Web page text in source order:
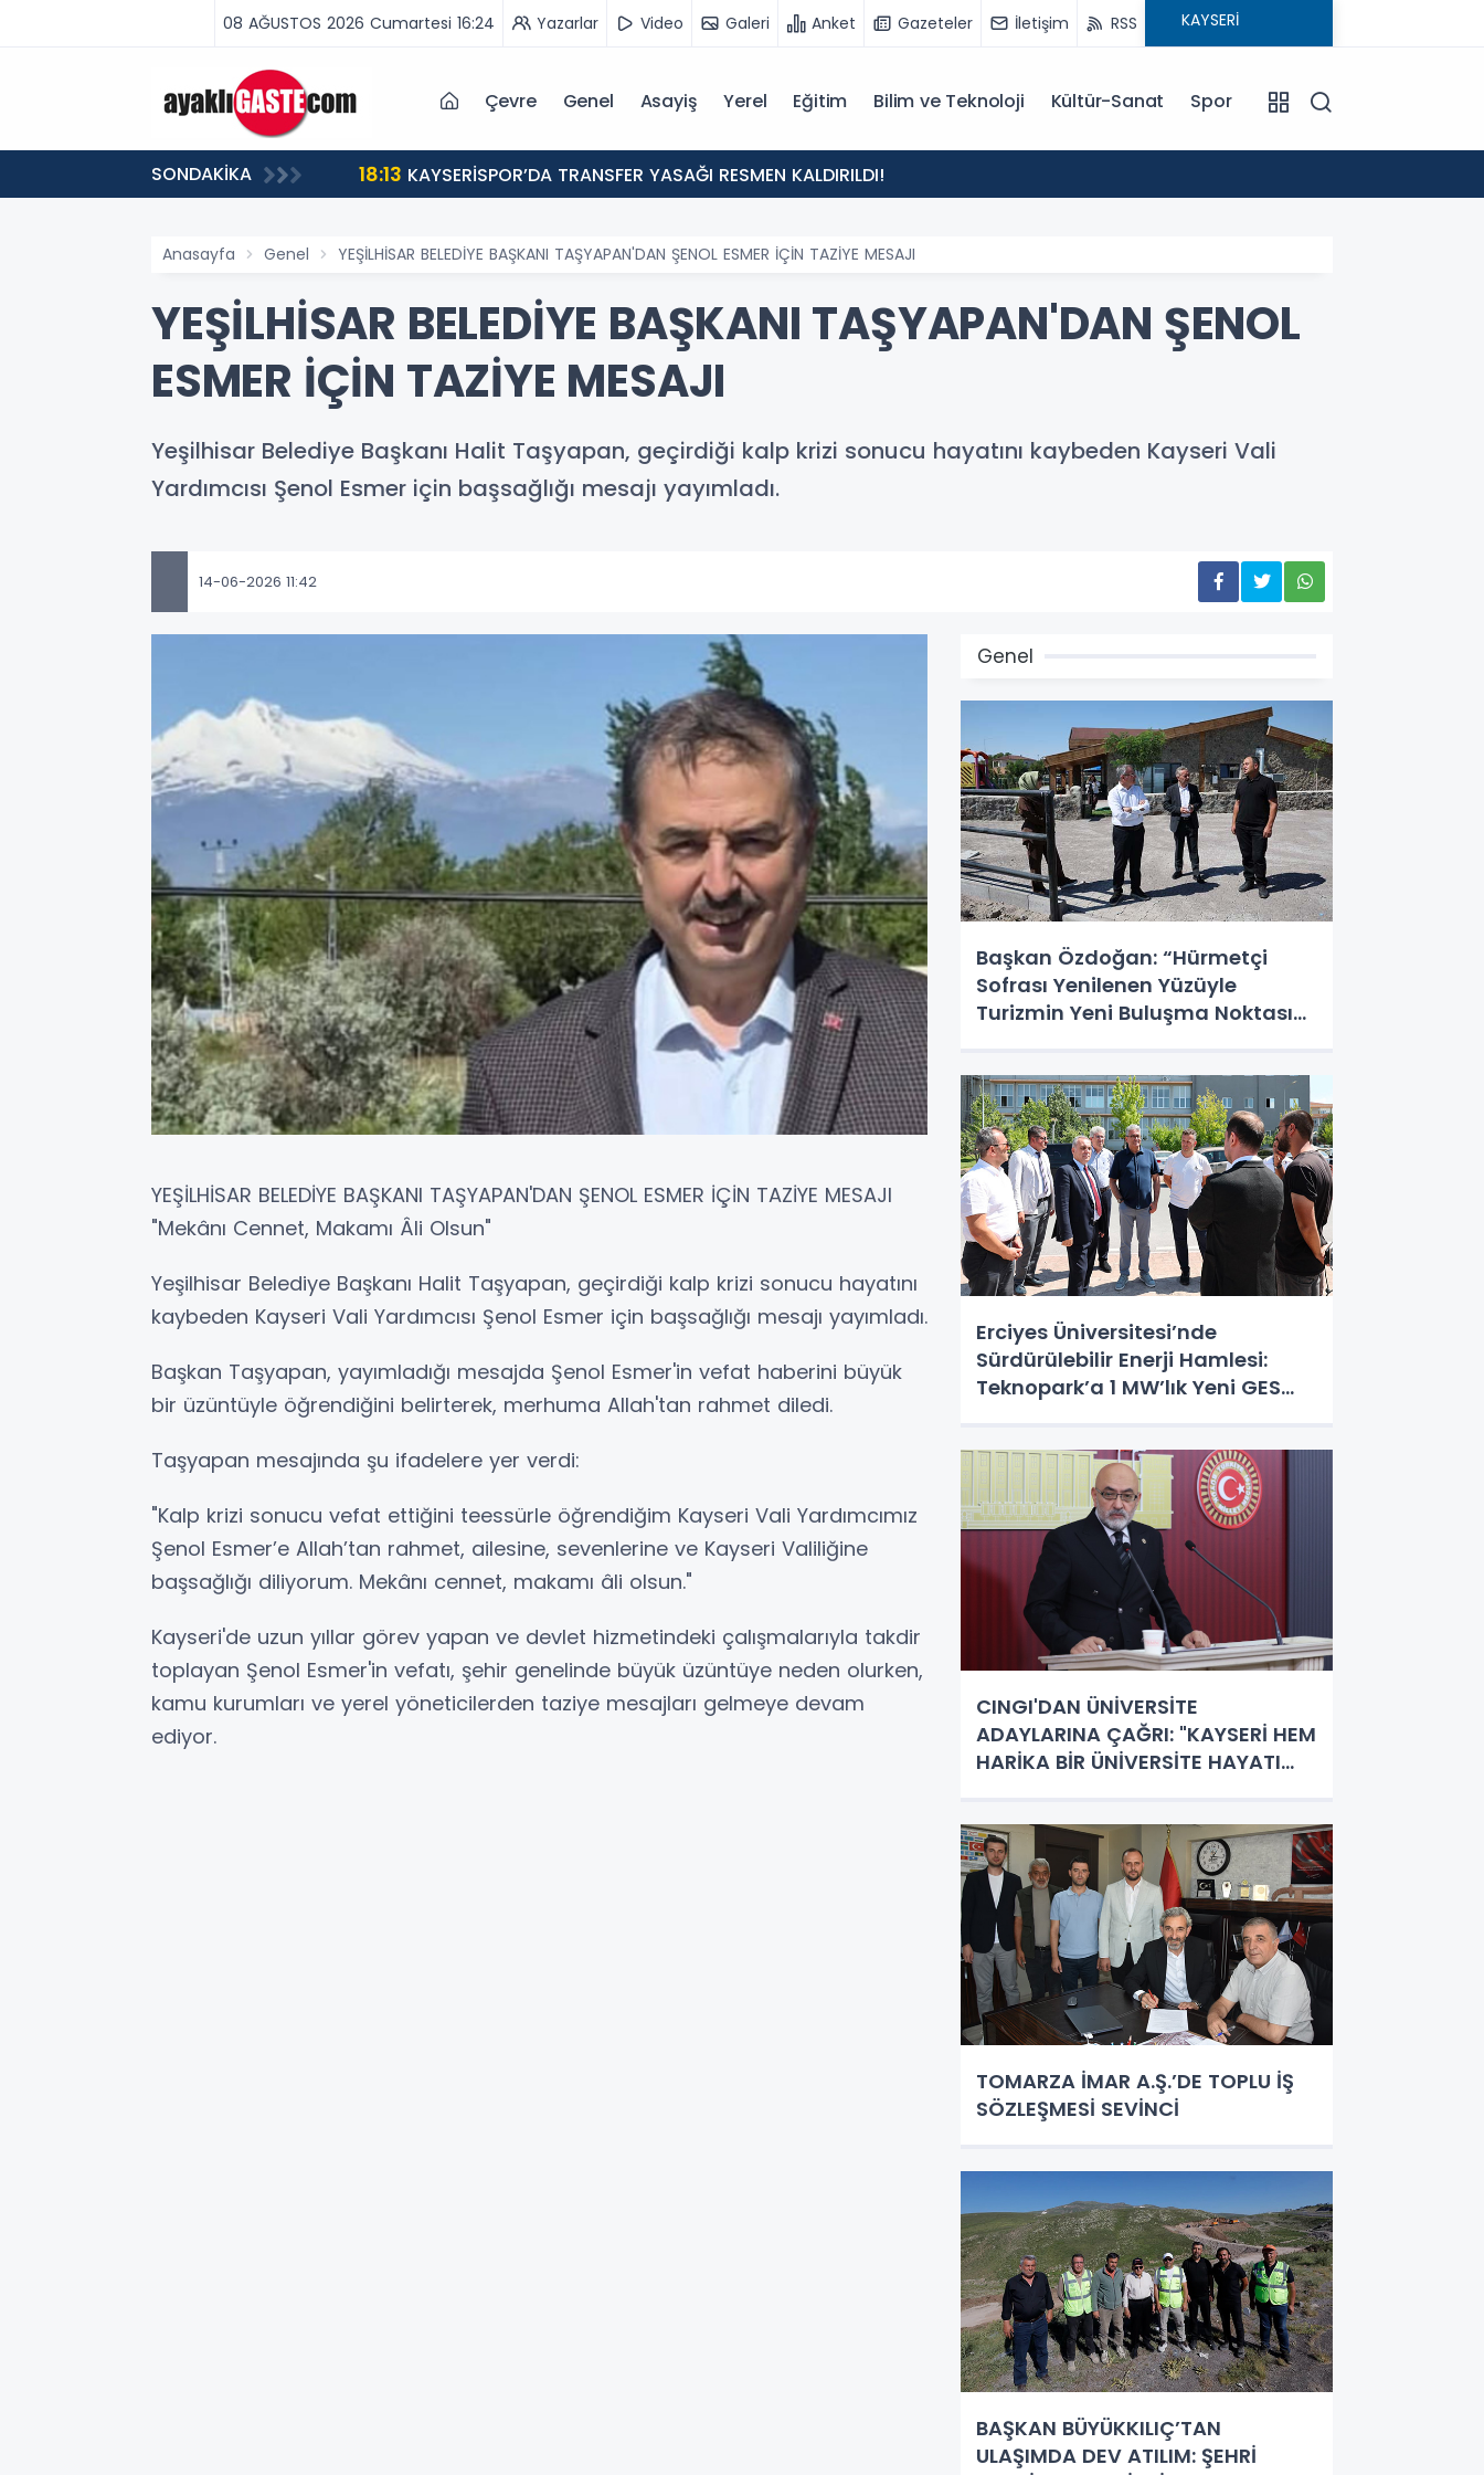
08 AĞUSTOS 2026 Cumartesi 16:24 Yazarlar Video Galeri Anket Gazeteler İletişim RSS
Çevre Genel Asayiş Yerel Eğitim Bilim ve Teknoloji Kültür-Sanat Spor
SONDAKİKA
VAR, MÜCADELE VAR!” 18:13 KAYSERİSPOR’DA TRANSFER YASAĞI RESMEN KALDIRILDI!
Anasayfa Genel YEŞİLHİSAR BELEDİYE BAŞKANI TAŞYAPAN'DAN ŞENOL ESMER İÇİN TAZİYE MESAJI
YEŞİLHİSAR BELEDİYE BAŞKANI TAŞYAPAN'DAN ŞENOL
ESMER İÇİN TAZİYE MESAJI
Yeşilhisar Belediye Başkanı Halit Taşyapan, geçirdiği kalp krizi sonucu hayatını kaybeden Kayseri Vali
Yardımcısı Şenol Esmer için başsağlığı mesajı yayımladı.
14-06-2026 11:42
YEŞİLHİSAR BELEDİYE BAŞKANI TAŞYAPAN'DAN ŞENOL ESMER İÇİN TAZİYE MESAJI
"Mekânı Cennet, Makamı Âli Olsun"
Yeşilhisar Belediye Başkanı Halit Taşyapan, geçirdiği kalp krizi sonucu hayatını
kaybeden Kayseri Vali Yardımcısı Şenol Esmer için başsağlığı mesajı yayımladı.
Başkan Taşyapan, yayımladığı mesajda Şenol Esmer'in vefat haberini büyük
bir üzüntüyle öğrendiğini belirterek, merhuma Allah'tan rahmet diledi.
Taşyapan mesajında şu ifadelere yer verdi:
"Kalp krizi sonucu vefat ettiğini teessürle öğrendiğim Kayseri Vali Yardımcımız
Şenol Esmer’e Allah’tan rahmet, ailesine, sevenlerine ve Kayseri Valiliğine
başsağlığı diliyorum. Mekânı cennet, makamı âli olsun."
Kayseri'de uzun yıllar görev yapan ve devlet hizmetindeki çalışmalarıyla takdir
toplayan Şenol Esmer'in vefatı, şehir genelinde büyük üzüntüye neden olurken,
kamu kurumları ve yerel yöneticilerden taziye mesajları gelmeye devam
ediyor.
Genel
Başkan Özdoğan: “Hürmetçi
Sofrası Yenilenen Yüzüyle
Turizmin Yeni Buluşma Noktası
Erciyes Üniversitesi’nde
Sürdürülebilir Enerji Hamlesi:
Teknopark’a 1 MW’lık Yeni GES
CINGI'DAN ÜNİVERSİTE
ADAYLARINA ÇAĞRI: "KAYSERİ HEM
HARİKA BİR ÜNİVERSİTE HAYATI
SUNUYOR"
TOMARZA İMAR A.Ş.’DE TOPLU İŞ
SÖZLEŞMESİ SEVİNCİ
BAŞKAN BÜYÜKKILIÇ’TAN
ULAŞIMDA DEV ATILIM: ŞEHRİ